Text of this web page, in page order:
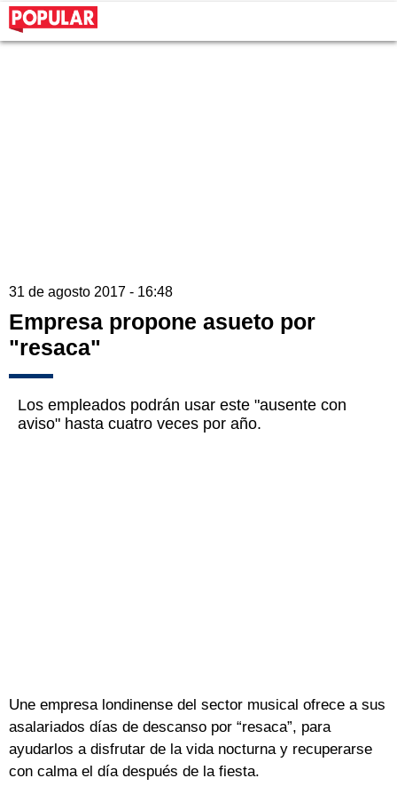
31 de agosto 2017 - 16:48
Empresa propone asueto por
"resaca"
Los empleados podrán usar este "ausente con
aviso" hasta cuatro veces por año.
Une empresa londinense del sector musical ofrece a sus
asalariados días de descanso por “resaca”, para
ayudarlos a disfrutar de la vida nocturna y recuperarse
con calma el día después de la fiesta.